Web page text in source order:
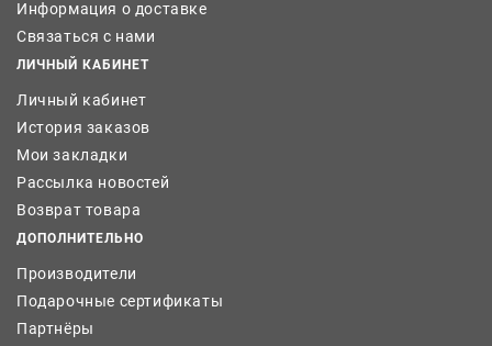
Информация о доставке
Связаться с нами
ЛИЧНЫЙ КАБИНЕТ
Личный кабинет
История заказов
Мои закладки
Рассылка новостей
Возврат товара
ДОПОЛНИТЕЛЬНО
Производители
Подарочные сертификаты
Партнёры